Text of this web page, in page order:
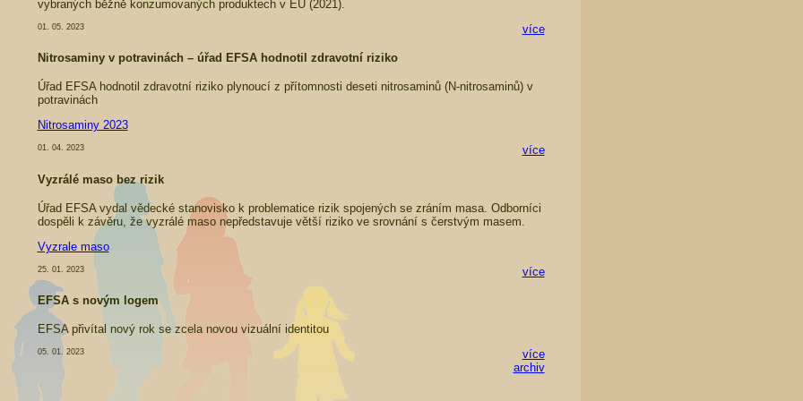
vybraných běžně konzumovaných produktech v EU (2021).
více
01. 05. 2023
Nitrosaminy v potravinách – úřad EFSA hodnotil zdravotní riziko
Úřad EFSA hodnotil zdravotní riziko plynoucí z přítomnosti deseti nitrosaminů (N-nitrosaminů) v
potravinách
Nitrosaminy 2023
více
01. 04. 2023
Vyzrálé maso bez rizik
Úřad EFSA vydal vědecké stanovisko k problematice rizik spojených se zráním masa. Odborníci
dospěli k závěru, že vyzrálé maso nepředstavuje větší riziko ve srovnání s čerstvým masem.
Vyzrale maso
více
25. 01. 2023
EFSA s novým logem
EFSA přivítal nový rok se zcela novou vizuální identitou
více
05. 01. 2023
archiv